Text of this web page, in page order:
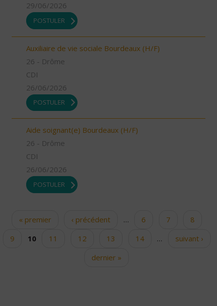
29/06/2026
POSTULER
Auxiliaire de vie sociale Bourdeaux (H/F)
26 - Drôme
CDI
26/06/2026
POSTULER
Aide soignant(e) Bourdeaux (H/F)
26 - Drôme
CDI
26/06/2026
POSTULER
Pages« premier ‹ précédent … 6 7
8
9
10 11 12 13 14 …
suivant ›
dernier »